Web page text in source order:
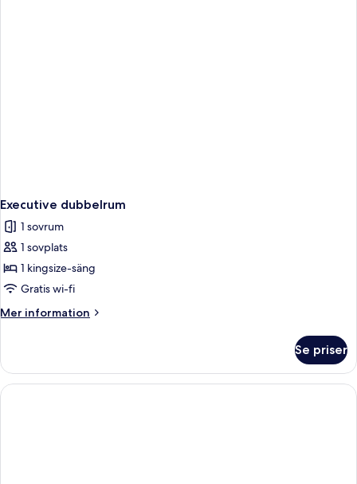
Executive dubbelrum
1 sovrum
1 sovplats
1 kingsize-säng
Gratis wi-fi
Mer information
Mer
dubbelrum
Se priser